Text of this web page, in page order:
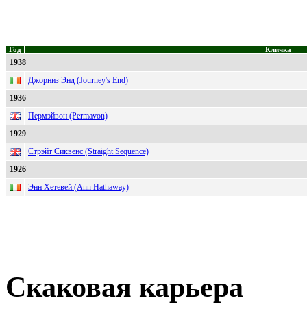
Год Кличка
1938
Джорниз Энд (Journey's End)
1936
Пермэйвон (Permavon)
1929
Стрэйт Сиквенс (Straight Sequence)
1926
Энн Хетевей (Ann Hathaway)
Скаковая карьера